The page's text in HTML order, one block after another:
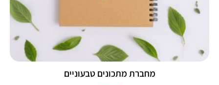
מחברת מתכונים טבעוניים